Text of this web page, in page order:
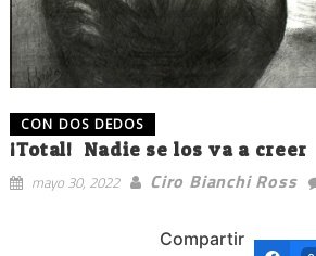
CON DOS DEDOS
¡Total! Nadie se los va a creer
mayo 30, 2022 Ciro Bianchi Ross
Compartir